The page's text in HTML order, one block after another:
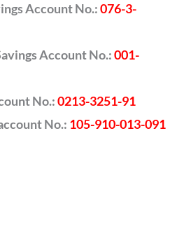
Account No.:076-3-
Account No.:001-
No.:0213-3251-91
No.: 105-910-013-091